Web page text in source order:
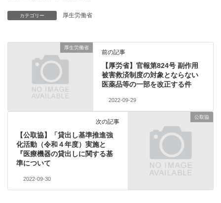
カテゴリー 厚生労働省
厚生労働省
前の記事
【厚労省】官報第824号 副作用
被害救済制度の対象とならない
医薬品等の一部を改正する件
2022-09-29
公取協
次の記事
【公取協】「貸出し基準推進強
化活動（令和４年度）実施と
『医療機器の貸出しに関する基
準について
2022-09-30